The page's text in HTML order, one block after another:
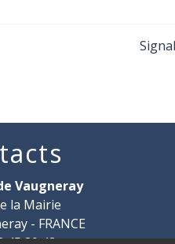
Vaugneray
la Mairie
- FRANCE